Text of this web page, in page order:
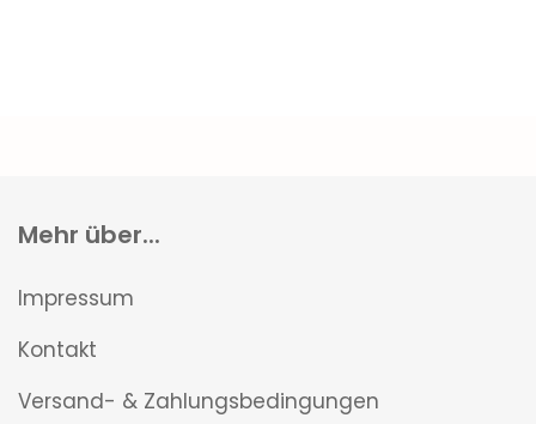
Mehr über...
Impressum
Kontakt
Versand- & Zahlungsbedingungen